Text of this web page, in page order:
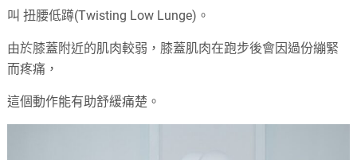
叫 扭腰低蹲(Twisting Low Lunge)。
由於膝蓋附近的肌肉較弱，膝蓋肌肉在跑步後會因過份繃緊
而疼痛，
這個動作能有助舒緩痛楚。